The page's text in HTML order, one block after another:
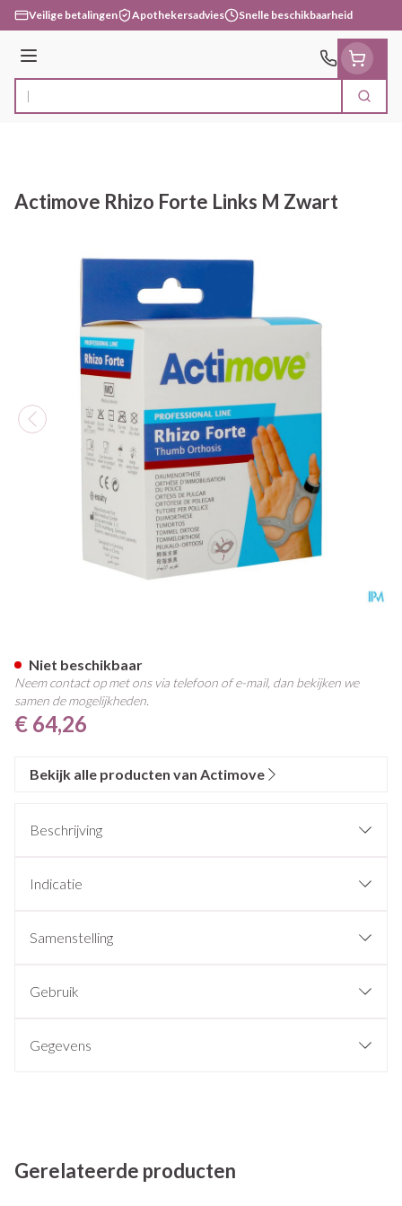
Ga naar de inhoud
Veilige betalingen Apothekersadvies Snelle beschikbaarheid
Menu
Product, merk, categorie... Zoek
Actimove Rhizo Forte Links M Zwart
€ 64,26
Niet beschikbaar
Neem contact op met ons via telefoon of e-mail, dan bekijken we
samen de mogelijkheden.
Bekijk alle producten van Actimove
Beschrijving
Indicatie
Samenstelling
Gebruik
Gegevens
Gerelateerde producten